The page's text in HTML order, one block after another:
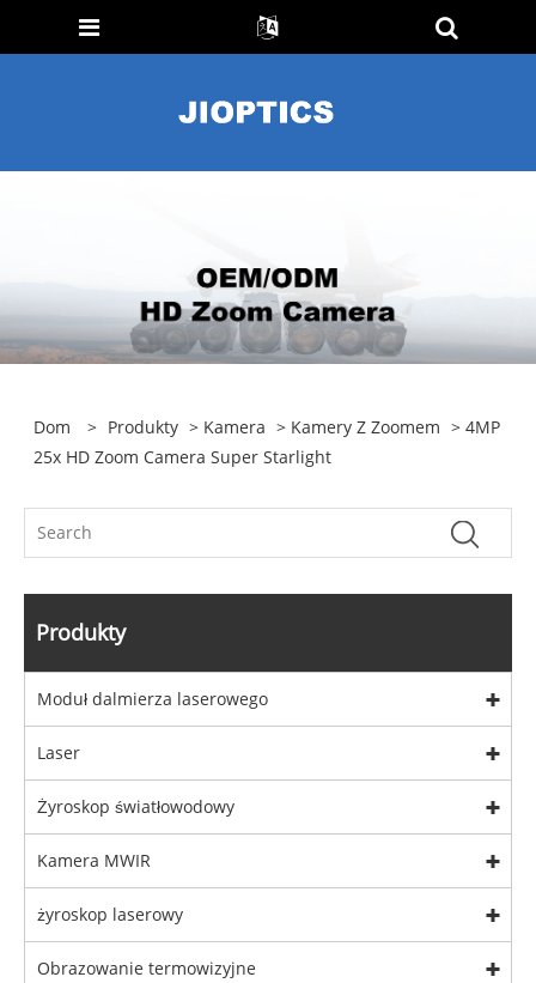
Dom > Produkty > Kamera > Kamery Z Zoomem > 4MP
25x HD Zoom Camera Super Starlight
Produkty
Moduł dalmierza laserowego
Laser
Żyroskop światłowodowy
Kamera MWIR
żyroskop laserowy
Obrazowanie termowizyjne